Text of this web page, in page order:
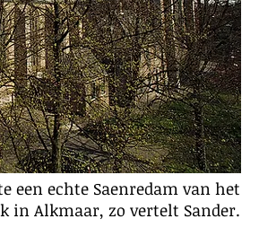
een echte Saenredam van het
in Alkmaar, zo vertelt Sander.